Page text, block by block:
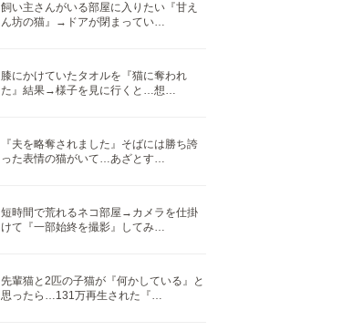
飼い主さんがいる部屋に入りたい『甘え
ん坊の猫』→ドアが閉まってい…
膝にかけていたタオルを『猫に奪われ
た』結果→様子を見に行くと…想…
『夫を略奪されました』そばには勝ち誇
った表情の猫がいて…あざとす…
短時間で荒れるネコ部屋→カメラを仕掛
けて『一部始終を撮影』してみ…
先輩猫と2匹の子猫が『何かしている』と
思ったら…131万再生された『…